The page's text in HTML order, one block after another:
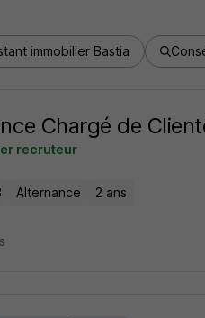
immobilier Bastia
Chargé de
recruteur
Alternance 2 ans